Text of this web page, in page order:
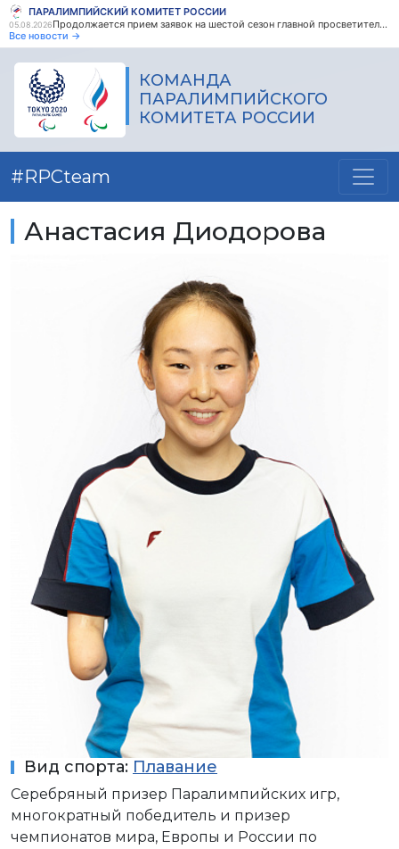
ПАРАЛИМПИЙСКИЙ КОМИТЕТ РОССИИ
05.08.2026
Продолжается прием заявок на шестой сезон главной просветительской награды страны - Знание.Премия
Все новости →
КОМАНДА
ПАРАЛИМПИЙСКОГО
КОМИТЕТА РОССИИ
#RPCteam
Анастасия Диодорова
Вид спорта: Плавание
Серебряный призер Паралимпийских игр,
многократный победитель и призер
чемпионатов мира, Европы и России по